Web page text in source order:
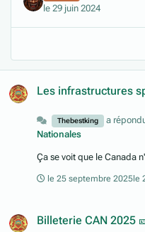
le 29 juin 2024
Les infrastructures
Thebestking a
Nationales
Ça se voit que le Canada
le 25 septembre 2025le
Billeterie CAN 2025